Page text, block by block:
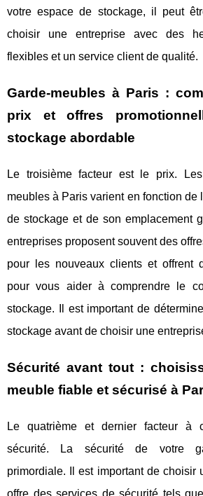
votre espace de stockage, il peut
choisir une entreprise avec des
flexibles et un service client de qualité.
Garde-meubles à Paris :
prix et offres
stockage abordable
Le troisième facteur est le prix.
meubles à Paris varient en fonction de
de stockage et de son emplacement
entreprises proposent souvent des
pour les nouveaux clients et offrent
pour vous aider à comprendre le
stockage. Il est important de
stockage avant de choisir une
Sécurité avant tout :
meuble fiable et sécurisé à
Le quatrième et dernier facteur à
sécurité. La sécurité de votre
primordiale. Il est important de choisir
offre des services de sécurité tels